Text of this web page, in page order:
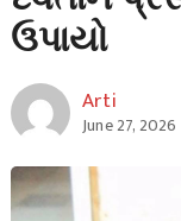
n
ઉપાયો
Arti
June 27, 2026